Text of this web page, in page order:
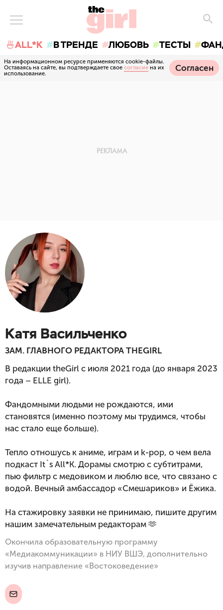
🍜ALL*K В ТРЕНДЕ ЛЮБОВЬ ТЕСТЫ
На информационном ресурсе применяются cookie-файлы.
Оставаясь на сайте, вы подтверждаете свое согласие на их
использование.
Согласен
Катя Васильченко
ЗАМ. ГЛАВНОГО РЕДАКТОРА THEGIRL
В редакции theGirl с июля 2021 года (до января 2023
года – ELLE girl).
Фандомными людьми не рождаются, ими
становятся (именно поэтому мы трудимся, чтобы
нас стало еще больше).
Тепло отношусь к аниме, играм и k-pop, о чем вела
подкаст It`s All*K. Дорамы смотрю с субтитрами,
пью фильтр с медовиком и люблю все, что связано с
водой. Вечный амбассадор «Смешариков» и Ёжика.
На стажировку заявки не принимаю, пишите другим
нашим замечательным редакторам 🫶
Окончила образовательную программу
«Медиакоммуникации» в НИУ ВШЭ, дополнительно
изучив направление «Востоковедение»